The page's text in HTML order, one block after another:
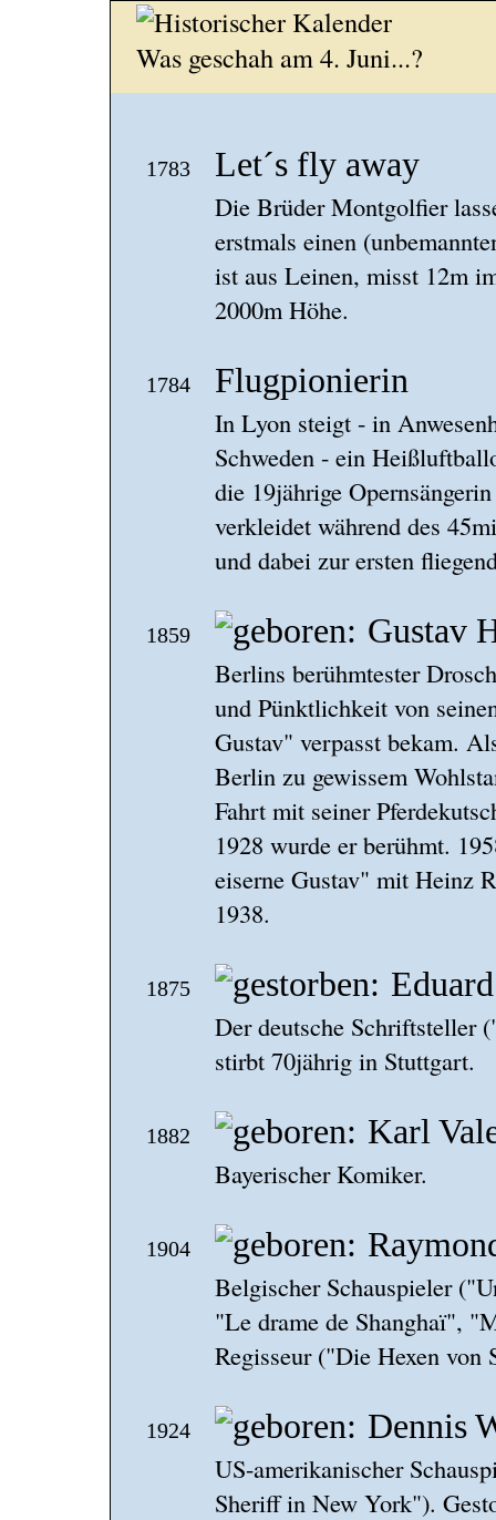
Was geschah am 4. Juni...?
1783 Let´s fly away
Die Brüder Montgolfier
erstmals einen
ist aus Leinen, misst 12m
2000m Höhe.
1784 Flugpionierin
In Lyon steigt - in
Schweden - ein
die 19jährige
verkleidet während des
und dabei zur ersten
1859 Gustav
Berlins berühmtester
und Pünktlichkeit von
Gustav" verpasst bekam.
Berlin zu gewissem
Fahrt mit seiner
1928 wurde er berühmt.
eiserne Gustav" mit Heinz
1938.
1875
Der deutsche Schriftsteller
stirbt 70jährig in Stuttgart.
1882 Karl
Bayerischer Komiker.
1904
Belgischer Schauspieler
"Le drame de Shanghaï",
Regisseur ("Die Hexen von
1924 Dennis
US-amerikanischer
Sheriff in New York").